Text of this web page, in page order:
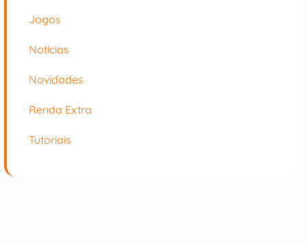
Jogos
Notícias
Novidades
Renda Extra
Tutoriais